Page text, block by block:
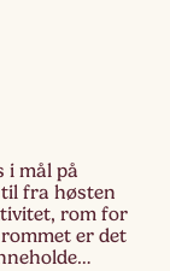
i mål på
fra høsten
rom for
er det